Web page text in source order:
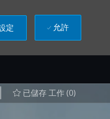
定 允許
已儲存 工作(0)